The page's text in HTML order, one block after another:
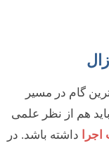
گام در مسیر
هم از نظر علمی
داشته باشد. در